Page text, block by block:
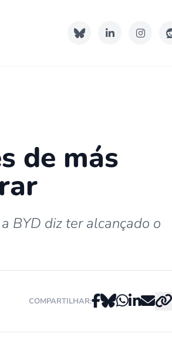
de más
BYD diz ter alcançado o
COMPARTILHAR: